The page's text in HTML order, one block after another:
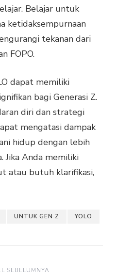
Belajar untuk
ketidaksempurnaan
tekanan dari
FOPO.
dapat memiliki
bagi Generasi Z.
diri dan strategi
mengatasi dampak
hidup dengan lebih
Jika Anda memiliki
atau butuh klarifikasi,
UNTUK GEN Z YOLO
SEBELUMNYA